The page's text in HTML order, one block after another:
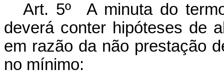
Art. 5º A minuta do
deverá conter hipóteses de
em razão da não prestação
no mínimo: